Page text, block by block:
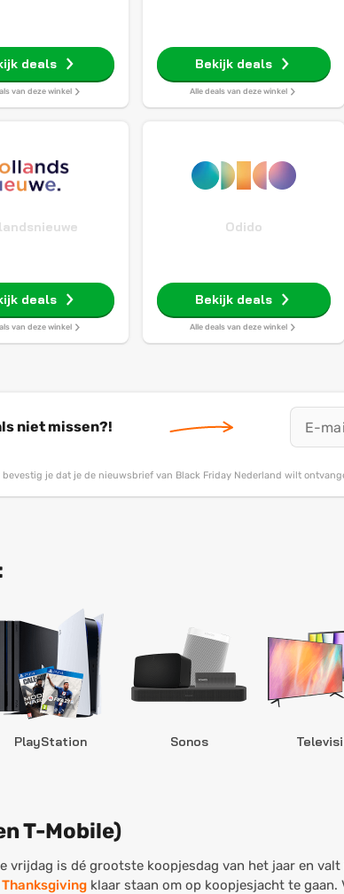
deals
van deze winkel
Bekijk deals
Alle deals van deze winkel
deals
van deze winkel
Odido
Bekijk deals
Alle deals van deze winkel
niet missen?!
je dat je de nieuwsbrief van Black Friday Nederland wilt
PlayStation Sonos
T-Mobile)
vrijdag is dé grootste koopjesdag van het jaar en
Thanksgiving klaar staan om op koopjesjacht te gaan.